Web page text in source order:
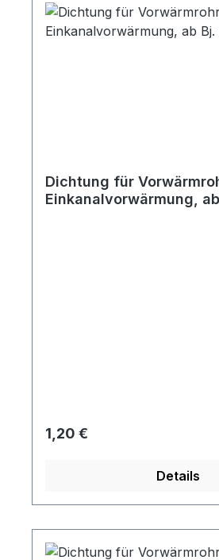
Dichtung für
Einkanalvorwärmung,
Regulärer Preis:
1,20 €
Details